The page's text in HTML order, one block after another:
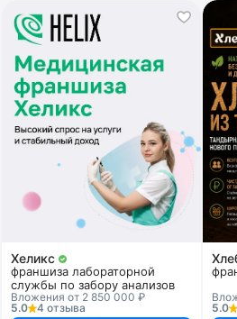
Хеликс
франшиза лабораторной
службы по забору анализов
Вложения от 2 850 000 ₽
5.0
4 отзыва
5.0